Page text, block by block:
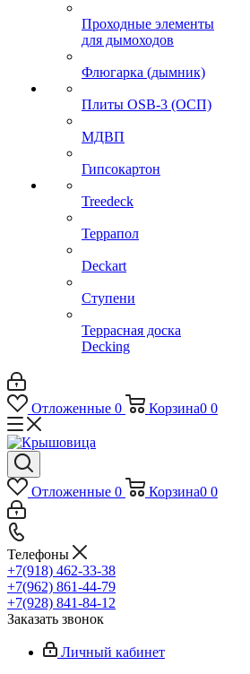
Проходные элементы
для дымоходов
Флюгарка (дымник)
Плиты OSB-3 (ОСП)
МДВП
Гипсокартон
Treedeck
Террапол
Deckart
Ступени
Террасная доска
Decking
Отложенные 0 Корзина0 0
Отложенные 0 Корзина0 0
Телефоны
+7(918) 462-33-38
+7(962) 861-44-79
+7(928) 841-84-12
Заказать звонок
Личный кабинет